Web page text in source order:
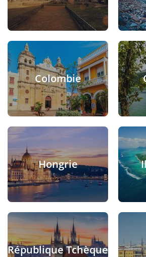
Colombie
Hongrie
République Tchèque